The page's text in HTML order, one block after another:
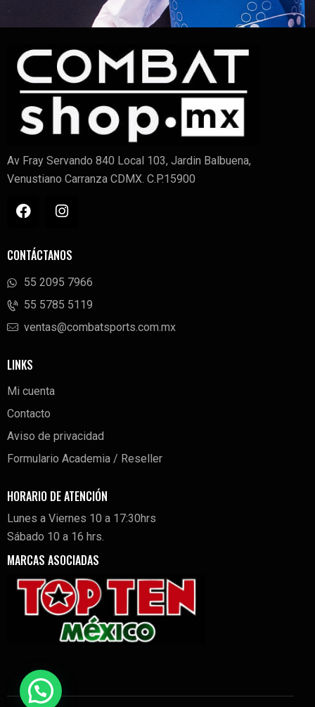
Av Fray Servando 840 Local 103, Jardin Balbuena,
Venustiano Carranza CDMX. C.P.15900
CONTÁCTANOS
55 2095 7966
‭55 5785 5119‬
ventas@combatsports.com.mx
LINKS
Mi cuenta
Contacto
Aviso de privacidad
Formulario Academia / Reseller
HORARIO DE ATENCIÓN
Lunes a Viernes 10 a 17:30hrs
Sábado 10 a 16 hrs.
MARCAS ASOCIADAS